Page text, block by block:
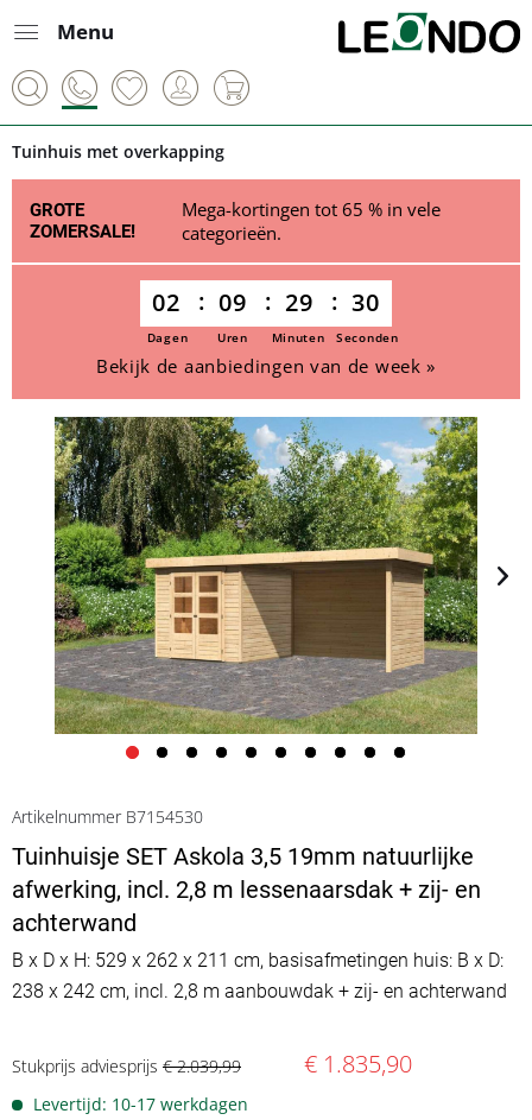
Menu
Tuinhuis met overkapping
GROTE
ZOMERSALE!
Mega-kortingen tot 65 % in vele
categorieën.
02 09 29 30
Dagen Uren Minuten Seconden
Bekijk de aanbiedingen van de week »
Artikelnummer B7154530
Tuinhuisje SET Askola 3,5 19mm natuurlijke
afwerking, incl. 2,8 m lessenaarsdak + zij- en
achterwand
B x D x H: 529 x 262 x 211 cm, basisafmetingen huis: B x D:
238 x 242 cm, incl. 2,8 m aanbouwdak + zij- en achterwand
Stukprijs adviesprijs € 2.039,99 € 1.835,90
Levertijd: 10-17 werkdagen